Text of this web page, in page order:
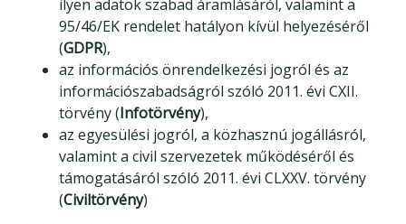
ilyen adatok szabad áramlásáról, valamint a
95/46/EK rendelet hatályon kívül helyezéséről
(GDPR),
az információs önrendelkezési jogról és az
információszabadságról szóló 2011. évi CXII.
törvény (Infotörvény),
az egyesülési jogról, a közhasznú jogállásról,
valamint a civil szervezetek működéséről és
támogatásáról szóló 2011. évi CLXXV. törvény
(Civiltörvény)